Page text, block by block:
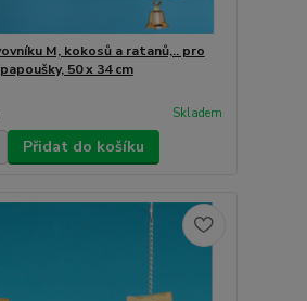
M, kokosů a ratanů,.. pro
50 x 34 cm
Skladem
Přidat do košíku